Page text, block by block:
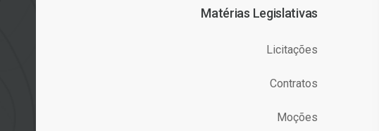
Matérias Legislativas
Licitações
Contratos
Moções